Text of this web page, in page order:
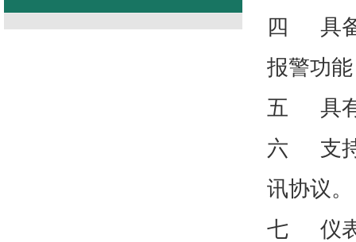
四 具备“
报警功
五 具有
六 支持
讯协议。
七 仪表